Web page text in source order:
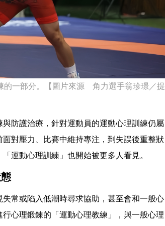
的一部分。【圖片來源 角力選手翁珍璟／提
防護治療，針對運動員的運動心理訓練仍屬
對壓力、比賽中維持專注，到失誤後重整狀
運動心理訓練」也開始被更多人看見。
常或陷入低潮時尋求協助，甚至會和一般心
心理鍛鍊的「運動心理教練」，與一般心理